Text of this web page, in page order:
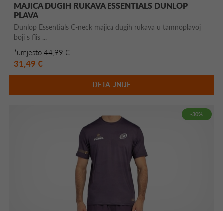
MAJICA DUGIH RUKAVA ESSENTIALS DUNLOP
PLAVA
Dunlop Essentials C-neck majica dugih rukava u tamnoplavoj
boji s flis ...
*umjesto 44,99 €
31,49 €
DETALJNIJE
-30%